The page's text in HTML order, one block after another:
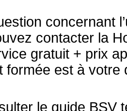
concernant
contacter la
gratuit + prix
formée est à votre
le guide BSV